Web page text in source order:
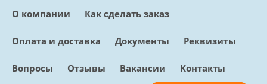
О компании Как сделать заказ
Оплата и доставка Документы Реквизиты
Вопросы Отзывы Вакансии Контакты